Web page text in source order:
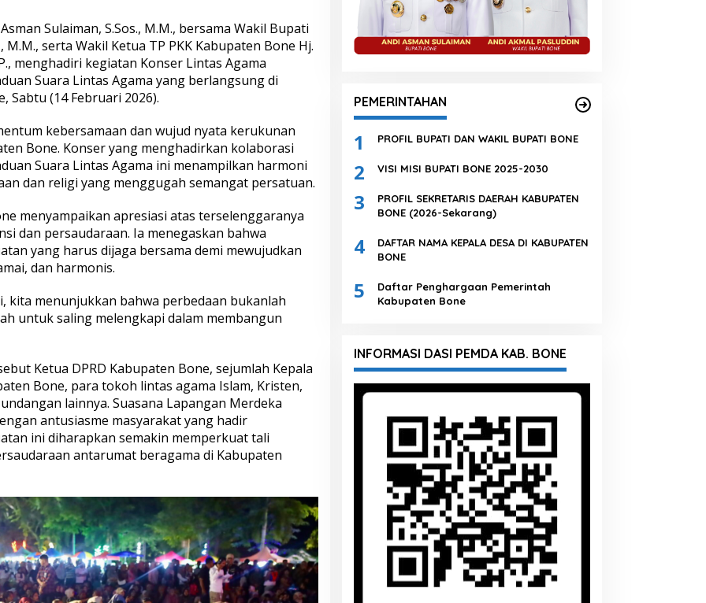
Sulaiman, S.Sos., M.M., bersama Wakil Bupati
M.M., serta Wakil Ketua TP PKK Kabupaten Bone Hj.
menghadiri kegiatan Konser Lintas Agama
Suara Lintas Agama yang berlangsung di
, Sabtu (14 Februari 2026).
kebersamaan dan wujud nyata kerukunan
Bone. Konser yang menghadirkan kolaborasi
Suara Lintas Agama ini menampilkan harmoni
dan religi yang menggugah semangat persatuan.
menyampaikan apresiasi atas terselenggaranya
dan persaudaraan. Ia menegaskan bahwa
yang harus dijaga bersama demi mewujudkan
dan harmonis.
kita menunjukkan bahwa perbedaan bukanlah
untuk saling melengkapi dalam membangun
Ketua DPRD Kabupaten Bone, sejumlah Kepala
Bone, para tokoh lintas agama Islam, Kristen,
lainnya. Suasana Lapangan Merdeka
antusiasme masyarakat yang hadir
ini diharapkan semakin memperkuat tali
antarumat beragama di Kabupaten
PEMERINTAHAN
1 PROFIL BUPATI DAN WAKIL BUPATI BONE
2 VISI MISI BUPATI BONE 2025-2030
3
PROFIL SEKRETARIS DAERAH KABUPATEN
BONE (2026-Sekarang)
4
DAFTAR NAMA KEPALA DESA DI KABUPATEN
BONE
5
Daftar Penghargaan Pemerintah
Kabupaten Bone
INFORMASI DASI PEMDA KAB. BONE